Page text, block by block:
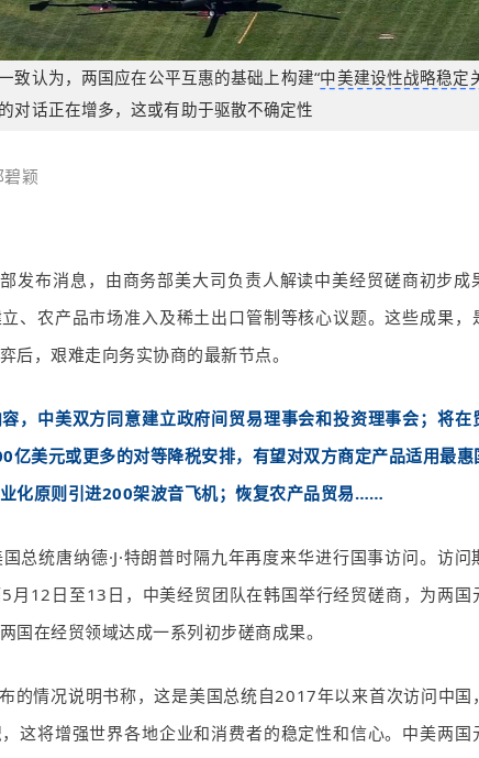
致认为，两国应在公平互惠的基础上构建“中美建设性战略稳定
对话正在增多，这或有助于驱散不确定性
碧颖
发布消息，由商务部美大司负责人解读中美经贸磋商初步成
、农产品市场准入及稀土出口管制等核心议题。这些成果，
后，艰难走向务实协商的最新节点。
，中美双方同意建立政府间贸易理事会和投资理事会；将在
亿美元或更多的对等降税安排，有望对双方商定产品适用最
化原则引进200架波音飞机；恢复农产品贸易……
总统唐纳德·J·特朗普时隔九年再度来华进行国事访问。访问
5月 12 日至13 日，中美经贸团队在韩国举行经贸磋商，为两国
国在经贸领域达成一系列初步磋商成果。
的情况说明书称，这是美国总统自2017年以来首次访问中国
这将增强世界各地企业和消费者的稳定性和信心。中美两国